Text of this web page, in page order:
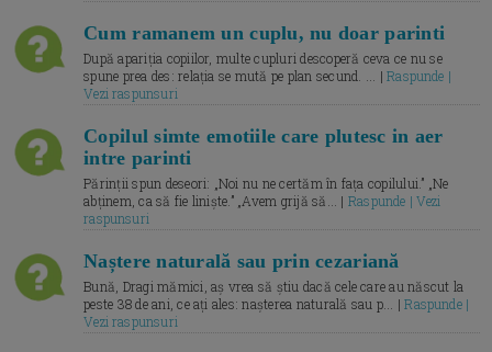
Cum ramanem un cuplu, nu doar parinti
După apariția copiilor, multe cupluri descoperă ceva ce nu se
spune prea des: relația se mută pe plan secund. ... |Raspunde |
Vezi raspunsuri
Copilul simte emotiile care plutesc in aer
intre parinti
Părinții spun deseori: „Noi nu ne certăm în fața copilului.” „Ne
abținem, ca să fie liniște.” „Avem grijă să... | Raspunde | Vezi
raspunsuri
Naștere naturală sau prin cezariană
Bună, Dragi mămici, aș vrea să știu dacă cele care au născut la
peste 38 de ani, ce ați ales: nașterea naturală sau p... |Raspunde |
Vezi raspunsuri